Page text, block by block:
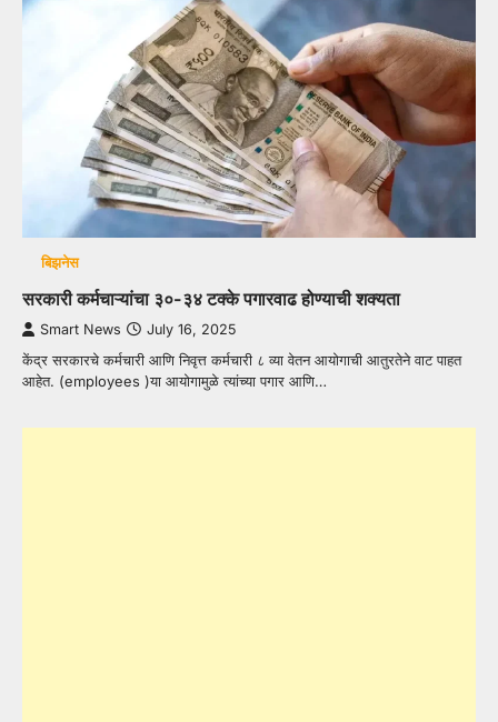
बिझनेस
सरकारी कर्मचाऱ्यांचा ३०-३४ टक्के पगारवाढ होण्याची शक्यता
Smart News July 16, 2025
केंद्र सरकारचे कर्मचारी आणि निवृत्त कर्मचारी ८ व्या वेतन आयोगाची आतुरतेने वाट पाहत
आहेत. (employees )या आयोगामुळे त्यांच्या पगार आणि…